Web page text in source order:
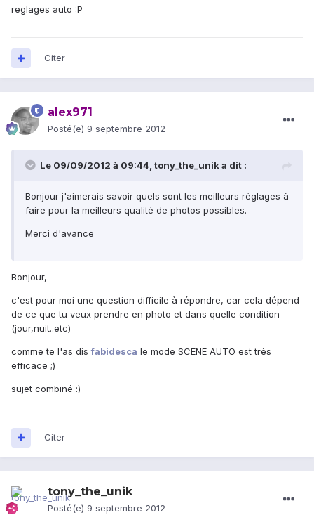
reglages auto :P
Citer
alex971
Posté(e) 9 septembre 2012
Le 09/09/2012 à 09:44, tony_the_unik a dit :
Bonjour j'aimerais savoir quels sont les meilleurs réglages à
faire pour la meilleurs qualité de photos possibles.
Merci d'avance
Bonjour,
c'est pour moi une question difficile à répondre, car cela dépend
de ce que tu veux prendre en photo et dans quelle condition
(jour,nuit..etc)
comme te l'as disfabidesca le mode SCENE AUTO est très
efficace ;)
sujet combiné :)
Citer
tony_the_unik
Posté(e) 9 septembre 2012